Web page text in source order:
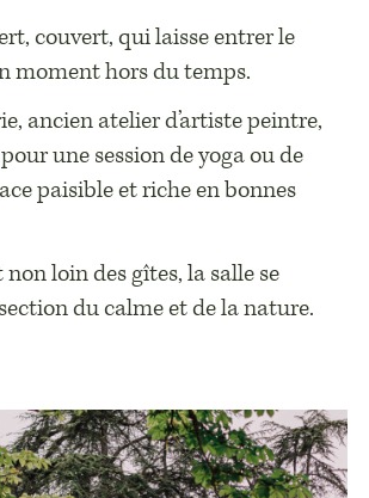
couvert, qui laisse entrer le
moment hors du temps.
ancien atelier d’artiste peintre,
une session de yoga ou de
paisible et riche en bonnes
loin des gîtes, la salle se
du calme et de la nature.